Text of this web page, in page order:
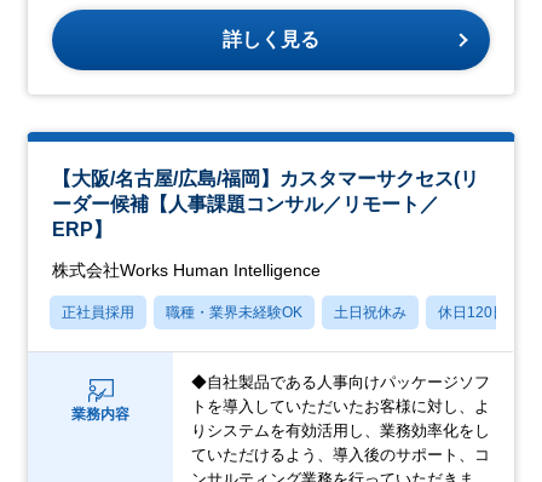
詳しく見る
【大阪/名古屋/広島/福岡】カスタマーサクセス(リ
ーダー候補【人事課題コンサル／リモート／
ERP】
株式会社Works Human Intelligence
正社員採用 職種・業界未経験OK 土日祝休み 休日120日以上
業務内容
◆自社製品である人事向けパッケージソフ
トを導入していただいたお客様に対し、よ
りシステムを有効活用し、業務効率化をし
ていただけるよう、導入後のサポート、コ